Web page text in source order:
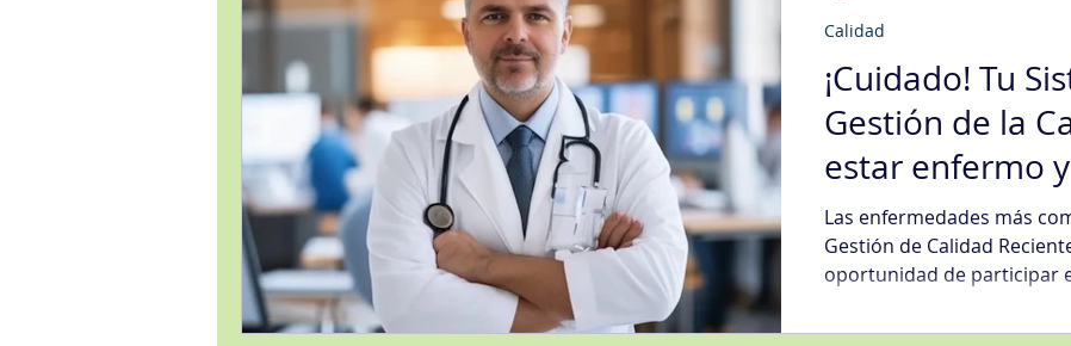
Estrategia Comercial Estrategias Tecnología Informática
Gestión de Proyectos / Project Mgmt Gestión de Quejas Gestión Organizacional
Liderazgo Compras Logística Mejora Continua Metodologías Nivel de
Satisfacción al Cliente Temas Generales Transformación Digital Ventas
¡Cuidado! Tu
Gestión de la
estar enfermo
transformación
patógeno
Las enfermedades más
Gestión de Calidad
oportunidad de participar
Calidad